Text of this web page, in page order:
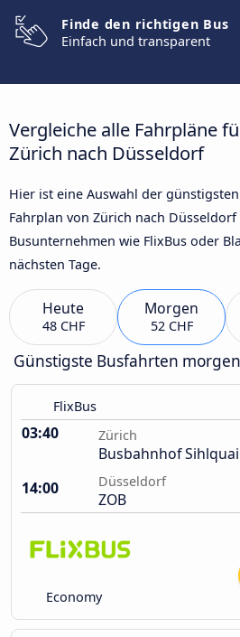
Finde den richtigen Bus
Einfach und transparent
Vergleiche alle Fahrpläne
Zürich nach Düsseldorf
Hier ist eine Auswahl der
Fahrplan von Zürich nach
Busunternehmen wie FlixBus oder
nächsten Tage.
Heute
48 CHF
Morgen
52 CHF
Günstigste Busfahrten morgen
FlixBus
03:40 Zürich
Busbahnhof Sihlquai
14:00
Düsseldorf
ZOB
Economy